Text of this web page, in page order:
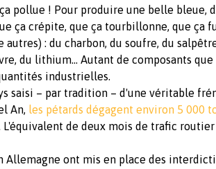
pollue ! Pour produire une belle bleue,
ça crépite, que ça tourbillonne, que ça
: du charbon, du soufre, du
du lithium... Autant de composants
industrielles.
saisi – par tradition – d'une véritable
An, les pétards dégagent environ 5 000
L'équivalent de deux mois de trafic
Allemagne ont mis en place des